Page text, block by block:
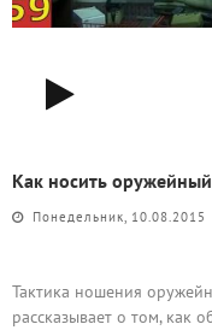
Как носить
Понедельник, 10.08.2015
Тактика ношения
рассказывает о том, как